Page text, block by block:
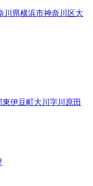
川県横浜市神奈川区大
伊豆町大川字川原田